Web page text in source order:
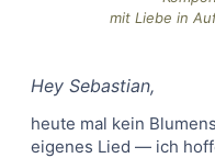
mit Liebe in
Hey Sebastian,
heute mal kein
eigenes Lied — ich